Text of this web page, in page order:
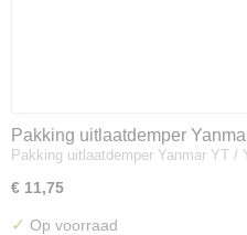
Pakking uitlaatdemper
128300-13230
Pakking uitlaatdemper Yanmar YT
€ 11,75
✓ Op voorraad